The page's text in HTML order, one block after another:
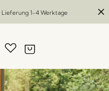
1-4 Werktage